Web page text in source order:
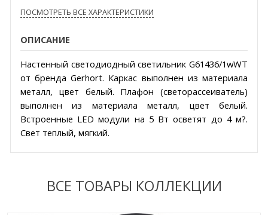
ПОСМОТРЕТЬ ВСЕ ХАРАКТЕРИСТИКИ
ОПИСАНИЕ
Настенный светодиодный светильник G61436/1wWT
от бренда Gerhort. Каркас выполнен из материала
металл, цвет белый. Плафон (светорассеиватель)
выполнен из материала металл, цвет белый.
Встроенные LED модули на 5 Вт осветят до 4 м?.
Свет теплый, мягкий.
ВСЕ ТОВАРЫ КОЛЛЕКЦИИ